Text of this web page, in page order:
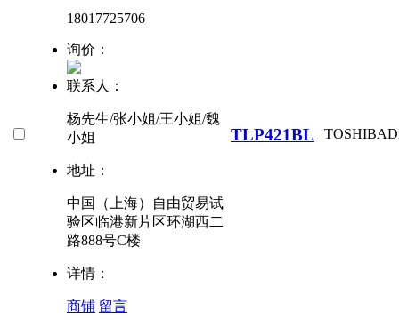
18017725706
询价：
联系人：
杨先生/张小姐/王小姐/魏
小姐
地址：
中国（上海）自由贸易试
验区临港新片区环湖西二
路888号C楼
详情：
商铺 留言
TLP421BL TOSHIBA